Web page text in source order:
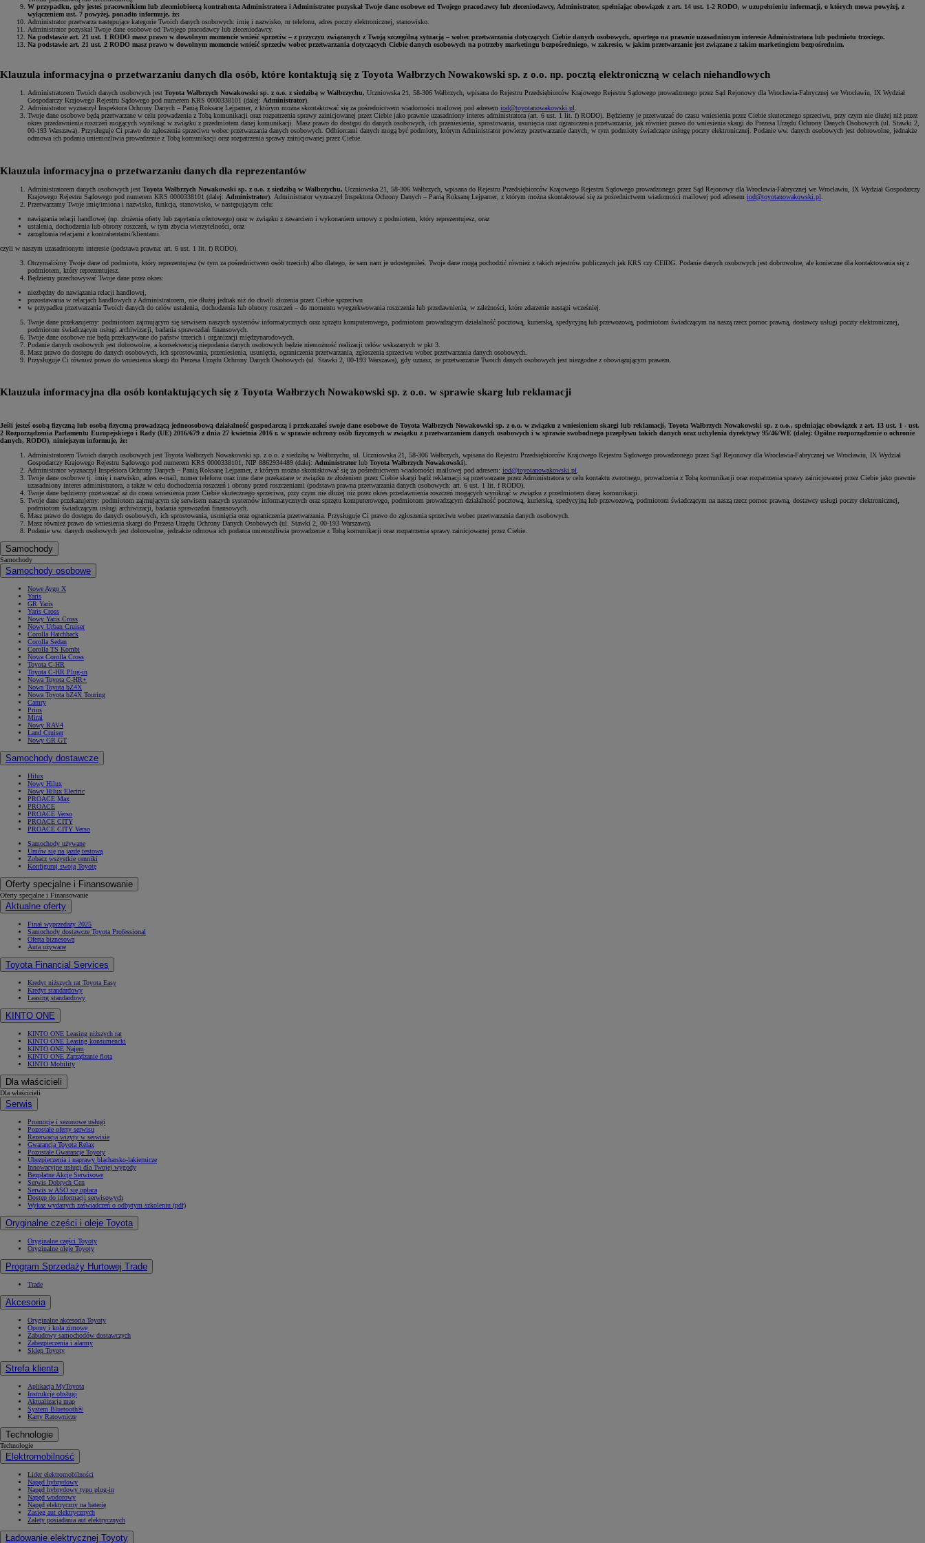
Od81 900 zł
Yaris Cross
HYBRID
W przypadku, gdy jesteś pracownikiem lub zleceniobiorcą kontrahentaAdministratora i Administrator pozyskał Twoje dane osobowe od Twojego pracodawcy lub zleceniodawcy, Administrator, spełniając obowiązek z art. 14 ust. 1-2 RODO, w uzupełnieniu informacji, o których mowa powyżej, z
wyłączeniem ust. 7 powyżej, ponadto informuje, że:
Administrator przetwarza następujące kategorie Twoich danych osobowych: imię i nazwisko, nr telefonu, adres poczty elektronicznej, stanowisko.
Administrator pozyskał Twoje dane osobowe od Twojego pracodawcy lub zleceniodawcy.
Na podstawie art. 21 ust. 1 RODO masz prawo w dowolnym momencie wnieść sprzeciw – z przyczyn związanych z Twoją szczególną sytuacją – wobec przetwarzania dotyczących Ciebie danych osobowych, opartego na prawnie uzasadnionym interesie Administratora lub podmiotu trzeciego.
Na podstawie art. 21 ust. 2 RODO masz prawo w dowolnym momencie wnieść sprzeciw wobec przetwarzania dotyczących Ciebie danych osobowych na potrzeby marketingu bezpośredniego, w zakresie, w jakim przetwarzanie jest związane z takim marketingiem bezpośrednim.
Klauzula informacyjna o przetwarzaniu danych dla osób, które kontaktują się z Toyota Wałbrzych Nowakowski sp. z o.o. np. pocztą elektroniczną w celach niehandlowych
Administratorem Twoich danych osobowych jest Toyota Wałbrzych Nowakowski sp. z o.o. z siedzibą w Wałbrzychu, Uczniowska 21, 58-306 Wałbrzych, wpisana do Rejestru Przedsiębiorców Krajowego Rejestru Sądowego prowadzonego przez Sąd Rejonowy dla Wrocławia-Fabrycznej we Wrocławiu, IX Wydział
Gospodarczy Krajowego Rejestru Sądowego pod numerem KRS 0000338101 (dalej: Administrator).
Administrator wyznaczył Inspektora Ochrony Danych – Panią Roksanę Lejpamer, z którym można skontaktować się za pośrednictwem wiadomości mailowej pod adresem iod@toyotanowakowski.pl
Twoje dane osobowe będą przetwarzane w celu prowadzenia z Tobą komunikacji oraz rozpatrzenia sprawy zainicjowanej przez Ciebie jako prawnie uzasadniony interes administratora (art. 6 ust. 1 lit. f) RODO). Będziemy je przetwarzać do czasu wniesienia przez Ciebie skutecznego sprzeciwu, przy czym nie dłużej niż przez
okres przedawnienia roszczeń mogących wyniknąć w związku z przedmiotem danej komunikacji. Masz prawo do dostępu do danych osobowych, ich przeniesienia, sprostowania, usunięcia oraz ograniczenia przetwarzania, jak również prawo do wniesienia skargi do Prezesa Urzędu Ochrony Danych Osobowych (ul. Stawki 2,
00-193 Warszawa). Przysługuje Ci prawo do zgłoszenia sprzeciwu wobec przetwarzania danych osobowych. Odbiorcami danych mogą być podmioty, którym Administrator powierzy przetwarzanie danych, w tym podmioty świadczące usługę poczty elektronicznej. Podanie ww. danych osobowych jest dobrowolne, jednakże
odmowa ich podania uniemożliwia prowadzenie z Tobą komunikacji oraz rozpatrzenia sprawy zainicjowanej przez Ciebie.
Klauzula informacyjna o przetwarzaniu danych dla reprezentantów
Administratorem danych osobowych jest Toyota Wałbrzych Nowakowski sp. z o.o. z siedzibą w Wałbrzychu, Uczniowska 21, 58-306 Wałbrzych, wpisana do Rejestru Przedsiębiorców Krajowego Rejestru Sądowego prowadzonego przez Sąd Rejonowy dla Wrocławia-Fabrycznej we Wrocławiu, IX Wydział Gospodarczy
Krajowego Rejestru Sądowego pod numerem KRS 0000338101 (dalej: Administrator). Administrator wyznaczył Inspektora Ochrony Danych – Panią Roksanę Lejpamer, z którym można skontaktować się za pośrednictwem wiadomości mailowej pod adresem iod@toyotanowakowski.pl
Przetwarzamy Twoje imię/imiona i nazwisko, funkcja, stanowisko, w następującym celu:
nawiązania relacji handlowej (np. złożenia oferty lub zapytania ofertowego) oraz w związku z zawarciem i wykonaniem umowy z podmiotem, który reprezentujesz, oraz
ustalenia, dochodzenia lub obrony roszczeń, w tym zbycia wierzytelności, oraz
zarządzania relacjami z kontrahentami/klientami.
czyli w naszym uzasadnionym interesie (podstawa prawna: art. 6 ust. 1 lit. f) RODO).
Otrzymaliśmy Twoje dane od podmiotu, który reprezentujesz (w tym za pośrednictwem osób trzecich) albo dlatego, że sam nam je udostępniłeś. Twoje dane mogą pochodzić również z takich rejestrów publicznych jak KRS czy CEIDG. Podanie danych osobowych jest dobrowolne, ale konieczne dla kontaktowania się z
podmiotem, który reprezentujesz.
Będziemy przechowywać Twoje dane przez okres:
niezbędny do nawiązania relacji handlowej,
pozostawania w relacjach handlowych z Administratorem, nie dłużej jednak niż do chwili złożenia przez Ciebie sprzeciwu
w przypadku przetwarzania Twoich danych do celów ustalenia, dochodzenia lub obrony roszczeń – do momentu wyegzekwowania roszczenia lub przedawnienia, w zależności, które zdarzenie nastąpi wcześniej.
Twoje dane przekazujemy: podmiotom zajmującym się serwisem naszych systemów informatycznych oraz sprzętu komputerowego, podmiotom prowadzącym działalność pocztową, kurierską, spedycyjną lub przewozową, podmiotom świadczącym na naszą rzecz pomoc prawną, dostawcy usługi poczty elektronicznej,
podmiotom świadczącym usługi archiwizacji, badania sprawozdań finansowych.
Twoje dane osobowe nie będą przekazywane do państw trzecich i organizacji międzynarodowych.
Podanie danych osobowych jest dobrowolne, a konsekwencją niepodania danych osobowych będzie niemożność realizacji celów wskazanych w pkt 3.
Masz prawo do dostępu do danych osobowych, ich sprostowania, przeniesienia, usunięcia, ograniczenia przetwarzania, zgłoszenia sprzeciwu wobec przetwarzania danych osobowych.
Przysługuje Ci również prawo do wniesienia skargi do Prezesa Urzędu Ochrony Danych Osobowych (ul. Stawki 2, 00-193 Warszawa), gdy uznasz, że przetwarzanie Twoich danych osobowych jest niezgodne z obowiązującym prawem.
Klauzula informacyjna dla osób kontaktujących się z Toyota Wałbrzych Nowakowski sp. z o.o. w sprawie skarg lub reklamacji
Jeśli jesteś osobą fizyczną lub osobą fizyczną prowadzącą jednoosobową działalność gospodarczą i przekazałeś swoje dane osobowe do Toyota Wałbrzych Nowakowski sp. z o.o. w związku z wniesieniem skargi lub reklamacji, Toyota Wałbrzych Nowakowski sp. z o.o., spełniając obowiązek z art. 13 ust. 1 - ust.
2 Rozporządzenia Parlamentu Europejskiego i Rady (UE) 2016/679 z dnia 27 kwietnia 2016 r. w sprawie ochrony osób fizycznych w związku z przetwarzaniem danych osobowych i w sprawie swobodnego przepływu takich danych oraz uchylenia dyrektywy 95/46/WE (dalej: Ogólne rozporządzenie o ochronie
danych, RODO), niniejszym informuje, że:
Administratorem Twoich danych osobowych jest Toyota Wałbrzych Nowakowski sp. z o.o. z siedzibą w Wałbrzychu, ul. Uczniowska 21, 58-306 Wałbrzych, wpisana do Rejestru Przedsiębiorców Krajowego Rejestru Sądowego prowadzonego przez Sąd Rejonowy dla Wrocławia-Fabrycznej we Wrocławiu, IX Wydział
Gospodarczy Krajowego Rejestru Sądowego pod numerem KRS 0000338101, NIP 8862934489 (dalej: Administratorlub Toyota Wałbrzych Nowakowski).
Administrator wyznaczył Inspektora Ochrony Danych – Panią Roksanę Lejpamer, z którym można skontaktować się za pośrednictwem wiadomości mailowej pod adresem: iod@toyotanowakowski.pl
Twoje dane osobowe tj. imię i nazwisko, adres e-mail, numer telefonu oraz inne dane przekazane w związku ze złożeniem przez Ciebie skargi bądź reklamacji są przetwarzane przez Administratora w celu kontaktu zwrotnego, prowadzenia z Tobą komunikacji oraz rozpatrzenia sprawy zainicjowanej przez Ciebie jako prawnie
uzasadniony interes administratora, a także w celu dochodzenia roszczeń i obrony przed roszczeniami (podstawa prawna przetwarzania danych osobowych: art. 6 ust. 1 lit. f RODO).
Twoje dane będziemy przetwarzać aż do czasu wniesienia przez Ciebie skutecznego sprzeciwu, przy czym nie dłużej niż przez okres przedawnienia roszczeń mogących wyniknąć w związku z przedmiotem danej komunikacji.
Twoje dane przekazujemy: podmiotom zajmującym się serwisem naszych systemów informatycznych oraz sprzętu komputerowego, podmiotom prowadzącym działalność pocztową, kurierską, spedycyjną lub przewozową, podmiotom świadczącym na naszą rzecz pomoc prawną, dostawcy usługi poczty elektronicznej,
podmiotom świadczącym usługi archiwizacji, badania sprawozdań finansowych.
Masz prawo do dostępu do danych osobowych, ich sprostowania, usunięcia oraz ograniczenia przetwarzania. Przysługuje Ci prawo do zgłoszenia sprzeciwu wobec przetwarzania danych osobowych.
Masz również prawo do wniesienia skargi do Prezesa Urzędu Ochrony Danych Osobowych (ul. Stawki 2, 00-193 Warszawa).
Podanie ww. danych osobowych jest dobrowolne, jednakże odmowa ich podania uniemożliwia prowadzenie z Tobą komunikacji oraz rozpatrzenia sprawy zainicjowanej przez Ciebie.
Samochody
Samochody
Samochody osobowe
Nowe Aygo X
Yaris
GR Yaris
Yaris Cross
Nowy Yaris Cross
Nowy Urban Cruiser
Corolla Hatchback
Corolla Sedan
Corolla TS Kombi
Nowa Corolla Cross
Toyota C-HR
Toyota C-HR Plug-in
Nowa Toyota C-HR+
Nowa Toyota bZ4X
Nowa Toyota bZ4X Touring
Camry
Prius
Mirai
Nowy RAV4
Land Cruiser
Nowy GR GT
Samochody dostawcze
Hilux
Nowy Hilux
Nowy Hilux Electric
PROACE Max
PROACE
PROACE Verso
PROACE CITY
PROACE CITY Verso
Samochody używane
Umów się na jazdę testową
Zobacz wszystkie cenniki
Konfiguruj swoją Toyotę
Oferty specjalne i Finansowanie
Oferty specjalne i Finansowanie
Aktualne oferty
Finał wyprzedaży 2025
Samochody dostawcze Toyota Professional
Oferta biznesowa
Auta używane
Toyota Financial Services
Kredyt niższych rat Toyota Easy
Kredyt standardowy
Leasing standardowy
KINTO ONE
KINTO ONE Leasing niższych rat
KINTO ONE Leasing konsumencki
KINTO ONE Najem
KINTO ONE Zarządzanie flotą
KINTO Mobility
Dla właścicieli
Dla właścicieli
Serwis
Promocje i sezonowe usługi
Pozostałe oferty serwisu
Rezerwacja wizyty w serwisie
Gwarancja Toyota Relax
Pozostałe Gwarancje Toyoty
Ubezpieczenia i naprawy blacharsko-lakiernicze
Innowacyjne usługi dla Twojej wygody
Bezpłatne Akcje Serwisowe
Serwis Dobrych Cen
Serwis w ASO się opłaca
Dostęp do informacji serwisowych
Wykaz wydanych zaświadczeń o odbytym szkoleniu (pdf)
Oryginalne części i oleje Toyota
Oryginalne części Toyoty
Oryginalne oleje Toyoty
Program Sprzedaży Hurtowej Trade
Trade
Akcesoria
Oryginalne akcesoria Toyoty
Opony i koła zimowe
Zabudowy samochodów dostawczych
Zabezpieczenia i alarmy
Sklep Toyoty
Strefa klienta
Aplikacja MyToyota
Instrukcje obsługi
Aktualizacja map
System Bluetooth®
Karty Ratownicze
Technologie
Technologie
Elektromobilność
Lider elektromobilności
Napęd hybrydowy
Napęd hybrydowy typu plug-in
Napęd wodorowy
Napęd elektryczny na baterię
Zasięg aut elektrycznych
Zalety posiadania aut elektrycznych
Ładowanie elektrycznej Toyoty